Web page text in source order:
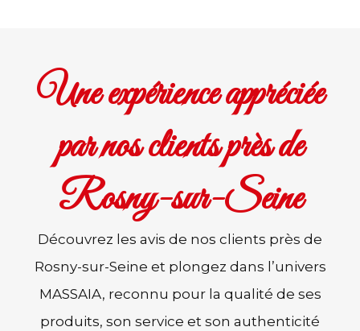
Une expérience appréciée
par nos clients près de
Rosny-sur-Seine
Découvrez les avis de nos clients près de
Rosny-sur-Seine et plongez dans l’univers
MASSAIA, reconnu pour la qualité de ses
produits, son service et son authenticité